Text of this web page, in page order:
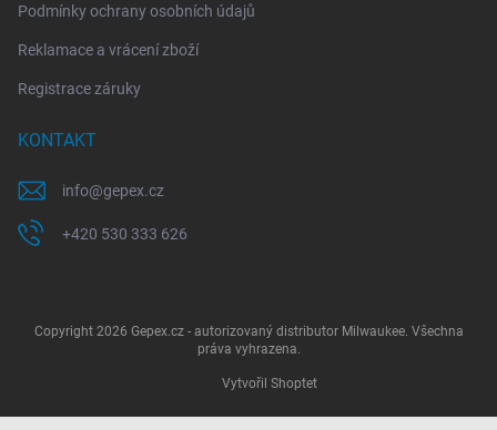
Podmínky ochrany osobních údajů
Reklamace a vrácení zboží
Registrace záruky
KONTAKT
info@gepex.cz
+420 530 333 626
Vytvořil Shoptet
Copyright 2026 Gepex.cz - autorizovaný distributor Milwaukee. Všechna
práva vyhrazena.